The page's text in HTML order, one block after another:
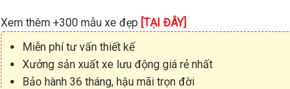
Xem thêm +300 mẫu xe đẹp [TẠI ĐÂY]
Miễn phí tư vấn thiết kế
Xưởng sản xuất xe lưu động giá rẻ nhất
Bảo hành 36 tháng, hậu mãi trọn đời